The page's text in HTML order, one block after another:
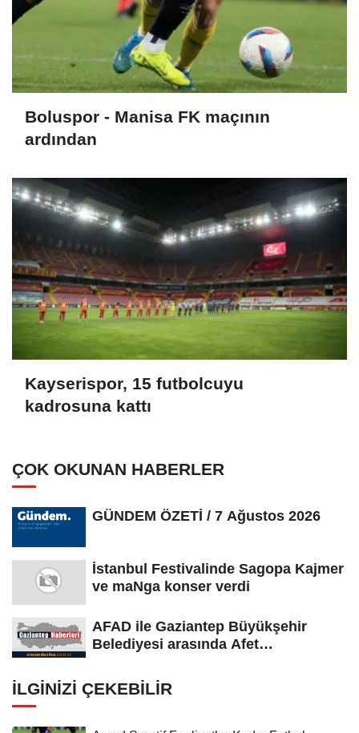
Boluspor - Manisa FK maçının
ardından
Kayserispor, 15 futbolcuyu
kadrosuna kattı
ÇOK OKUNAN HABERLER
GÜNDEM ÖZETİ / 7 Ağustos 2026
İstanbul Festivalinde Sagopa Kajmer
ve maNga konser verdi
AFAD ile Gaziantep Büyükşehir
Belediyesi arasında Afet
İLGINIZI ÇEKEBILIR